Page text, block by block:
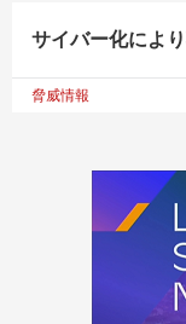
サイバー化によ
脅威情報